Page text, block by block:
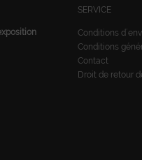
SERVICE
Conditions
Conditions
Contact
Droit de retour